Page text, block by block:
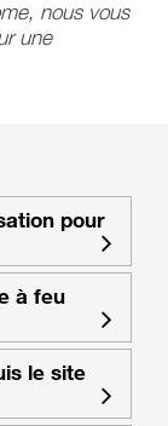
nous vous
une
pour
à feu
le site